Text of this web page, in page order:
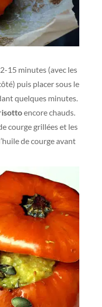
15 minutes (avec les
puis placer sous le
quelques minutes.
encore chauds.
courge grillées et les
de courge avant